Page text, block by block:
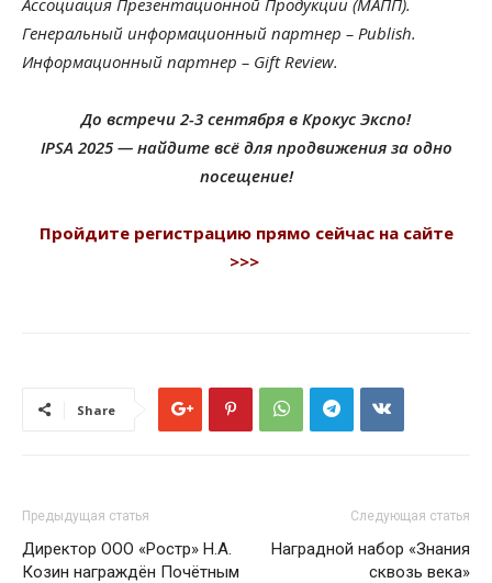
Генеральный информационный партнер – Publish.
Информационный партнер – Gift Review.
До встречи 2-3 сентября в Крокус Экспо!
IPSA 2025 — найдите всё для продвижения за одно
посещение!
Пройдите регистрацию прямо сейчас на сайте
>>>
Share
Предыдущая статья
Директор ООО «Ростр» Н.А.
Козин награждён Почётным
Следующая статья
Наградной набор «Знания
сквозь века»